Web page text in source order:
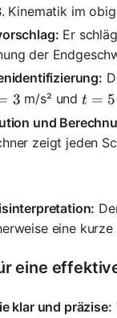
Kinematik im
Er
der
3
3 m/s² und t = 5
t = 5
und
zeigt jeden
eine
eine
klar und präzise: